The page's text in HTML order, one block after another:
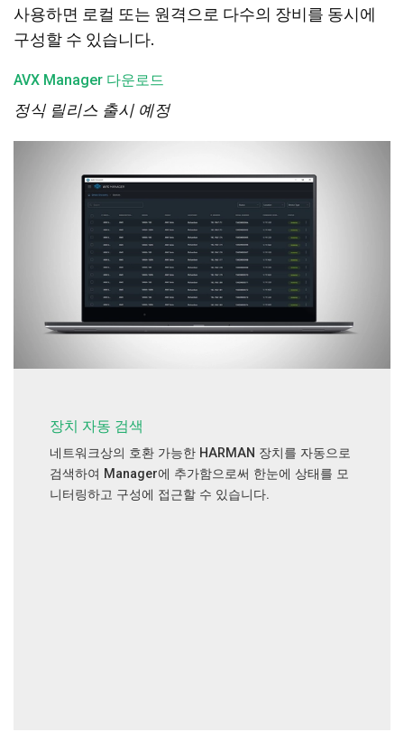
사용하면 로컬 또는 원격으로 다수의 장비를 동시에
구성할 수 있습니다.
AVX Manager 다운로드
정식 릴리스 출시 예정
장치 자동 검색
네트워크상의 호환 가능한 HARMAN 장치를 자동으로
검색하여 Manager에 추가함으로써 한눈에 상태를 모
니터링하고 구성에 접근할 수 있습니다.